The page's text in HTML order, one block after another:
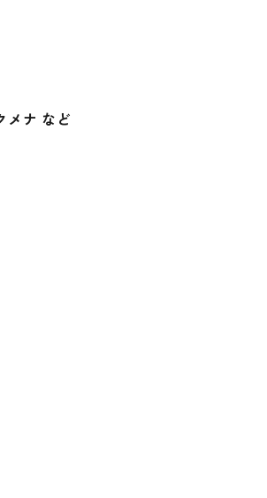
メナ など